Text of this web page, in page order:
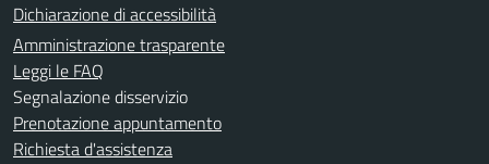
Dichiarazione di accessibilità
Amministrazione trasparente
Leggi le FAQ
Segnalazione disservizio
Prenotazione appuntamento
Richiesta d'assistenza